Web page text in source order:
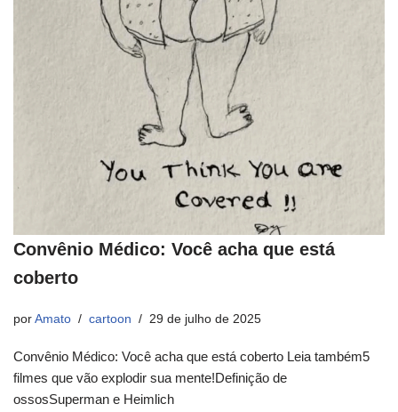
Convênio Médico: Você acha que está
coberto
por Amato cartoon 29 de julho de 2025
Convênio Médico: Você acha que está coberto Leia também5
filmes que vão explodir sua mente!Definição de
ossosSuperman e Heimlich